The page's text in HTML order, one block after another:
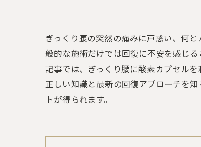
ぎっくり腰の突然の痛みに戸惑い、何
般的な施術だけでは回復に不安を感じ
記事では、ぎっくり腰に酸素カプセル
正しい知識と最新の回復アプローチを
トが得られます。